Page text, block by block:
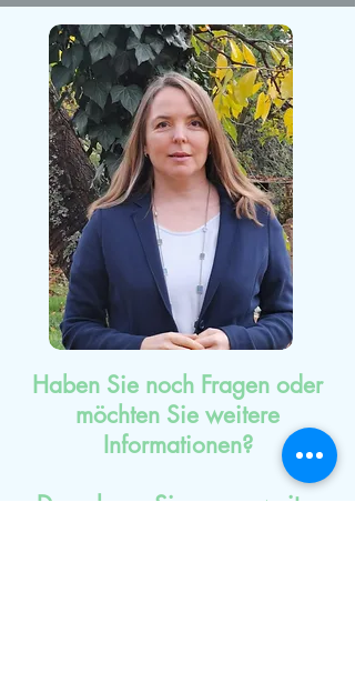
Haben Sie noch Fragen oder
möchten Sie weitere
Informationen?
Dann lesen Sie gerne weiter